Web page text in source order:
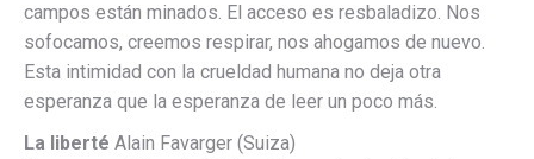
campos están minados. El acceso es resbaladizo. Nos
sofocamos, creemos respirar, nos ahogamos de nuevo.
Esta intimidad con la crueldad humana no deja otra
esperanza que la esperanza de leer un poco más.
La liberté Alain Favarger (Suiza)